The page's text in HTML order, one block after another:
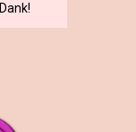
. Dank!